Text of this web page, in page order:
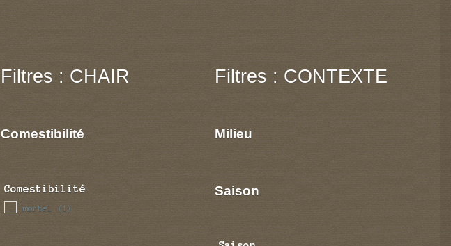
Filtres : CHAIR
Comestibilité
Comestibilité
mortel (1)
Filtres : CONTEXTE
Milieu
Saison